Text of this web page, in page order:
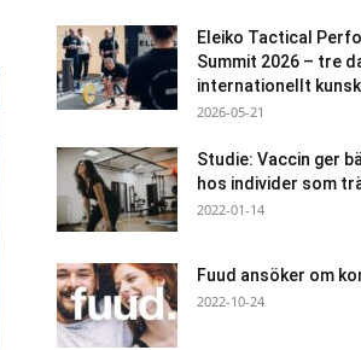
Eleiko Tactical
Summit 2026 – tre
internationellt
2026-05-21
Studie: Vaccin ger
hos individer som
2022-01-14
Fuud ansöker om
2022-10-24